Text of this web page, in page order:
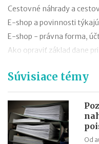
Cestovné náhrady a
E-shop a povinnosti
E-shop - právna forma,
Ako opraviť základ dane
2021
13. a 14. plat - zmeny od
Hrubá a čistá minimálna
Aké je účtovné a
Súvisiace témy
Od